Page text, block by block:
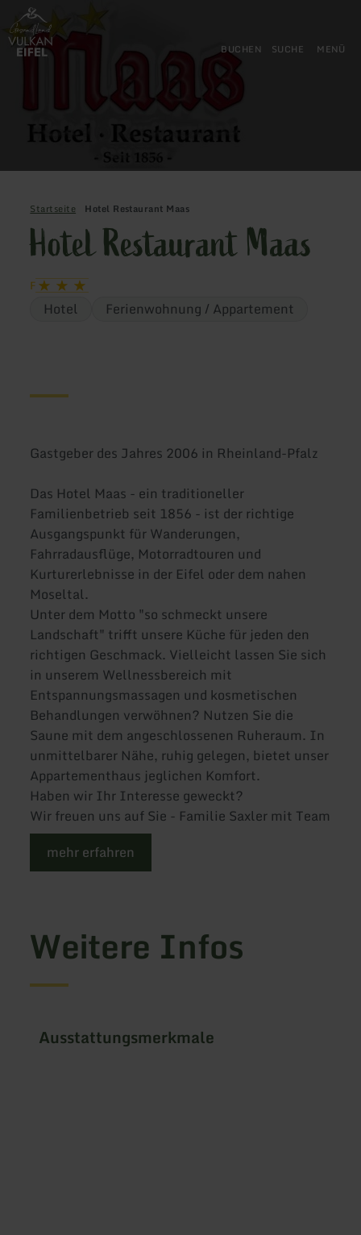
Zurück
zur
Startseite
BUCHEN SUCHE MENÜ
Startseite Hotel Restaurant Maas
Hotel Restaurant Maas
F
Hotel Ferienwohnung / Appartement
Gastgeber des Jahres 2006 in Rheinland-Pfalz
Das Hotel Maas - ein traditioneller
Familienbetrieb seit 1856 - ist der richtige
Ausgangspunkt für Wanderungen,
Fahrradausflüge, Motorradtouren und
Kurturerlebnisse in der Eifel oder dem nahen
Moseltal.
Unter dem Motto "so schmeckt unsere
Landschaft" trifft unsere Küche für jeden den
richtigen Geschmack. Vielleicht lassen Sie sich
in unserem Wellnessbereich mit
Entspannungsmassagen und kosmetischen
Behandlungen verwöhnen? Nutzen Sie die
Saune mit dem angeschlossenen Ruheraum. In
unmittelbarer Nähe, ruhig gelegen, bietet unser
Appartementhaus jeglichen Komfort.
Haben wir Ihr Interesse geweckt?
Wir freuen uns auf Sie - Familie Saxler mit Team
mehr erfahren
Weitere Infos
Ausstattungsmerkmale